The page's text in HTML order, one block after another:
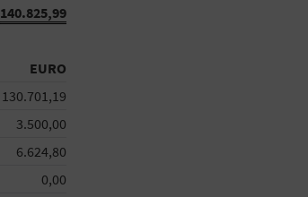
140.825,99
EURO
130.701,19
3.500,00
6.624,80
0,00